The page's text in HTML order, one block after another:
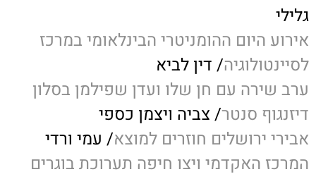
גלילי
אירוע היום ההומניטרי הבינלאומי במרכז
לסיינטולוגיה/ דין לביא
ערב שירה עם חן שלו ועדן שפילמן בסלון
דיזנגוף סנטר/ צביה ויצמן כספי
אבירי ירושלים חוזרים למוצא/ עמי ורדי
המרכז האקדמי ויצו חיפה תערוכת בוגרים